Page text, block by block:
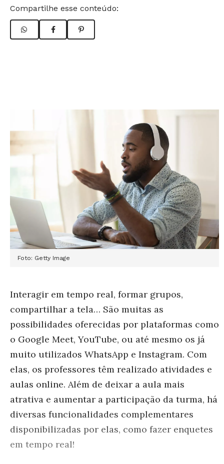
Compartilhe esse conteúdo:
Foto: Getty Image
Interagir em tempo real, formar grupos,
compartilhar a tela… São muitas as
possibilidades oferecidas por plataformas como
o Google Meet, YouTube, ou até mesmo os já
muito utilizados WhatsApp e Instagram. Com
elas, os professores têm realizado atividades e
aulas online. Além de deixar a aula mais
atrativa e aumentar a participação da turma, há
diversas funcionalidades complementares
disponibilizadas por elas, como fazer enquetes
em tempo real!